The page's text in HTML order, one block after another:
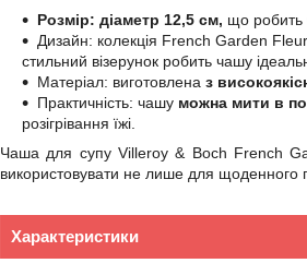
Розмір: діаметр 12,5 см, що робить
Дизайн: колекція French Garden
стильний візерунок робить чашу
Матеріал: виготовлена з
Практичність: чашу можна мити в
розігрівання їжі.
Чаша для супу Villeroy & Boch French
використовувати не лише для щоденного
Характеристики